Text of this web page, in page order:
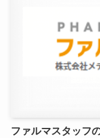
ファルマスタッフ